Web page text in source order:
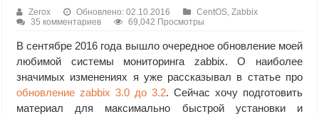
Zerox Обновлено: 02.10.2016 CentOS,Zabbix
35 комментариев
69,042 Просмотры
В сентябре 2016 года вышло очередное обновление моей
любимой системы мониторинга zabbix. О наиболее
значимых изменениях я уже рассказывал в статье про
обновление zabbix 3.0 до 3.2. Сейчас хочу подготовить
материал для максимально быстрой установки и